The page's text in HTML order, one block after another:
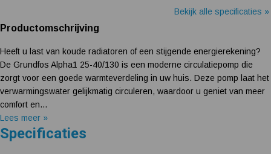
Bekijk alle specificaties »
Productomschrijving
Heeft u last van koude radiatoren of een stijgende energierekening?
De Grundfos Alpha1 25-40/130 is een moderne circulatiepomp die
zorgt voor een goede warmteverdeling in uw huis. Deze pomp laat het
verwarmingswater gelijkmatig circuleren, waardoor u geniet van meer
comfort en...
Lees meer »
Specificaties